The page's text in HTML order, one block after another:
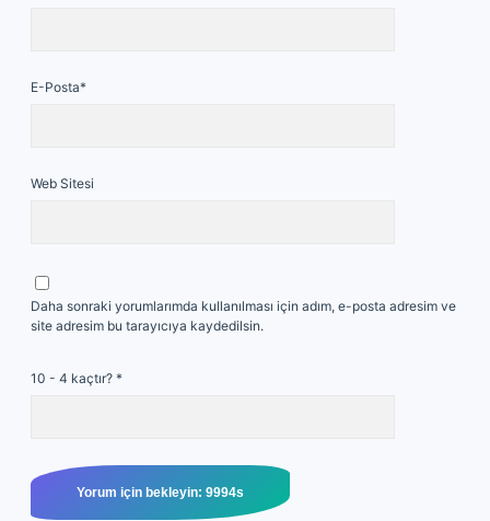
E-Posta*
Web Sitesi
Daha sonraki yorumlarımda kullanılması için adım, e-posta adresim ve
site adresim bu tarayıcıya kaydedilsin.
10 - 4 kaçtır? *